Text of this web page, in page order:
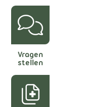
Vragen
stellen